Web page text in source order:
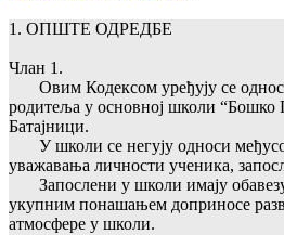
1. ОПШТЕ ОДРЕДБЕ
Члан 1.
Овим Кодексом уређују се
родитеља у основној школи
Батајници.
У школи се негују односи
уважавања личности ученика,
Запослени у школи имају
укупним понашањем доприносе
атмосфере у школи.